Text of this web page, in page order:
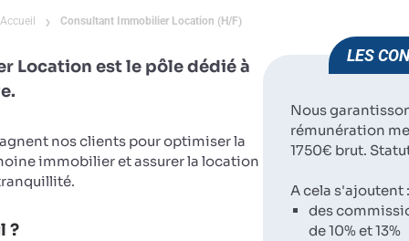
Accueil Consultant Immobilier Location (H/F)
Location est le pôle dédié à
nos clients pour optimiser la
immobilier et assurer la location
?
LES
Nous
rémunération
1750€ brut.
A cela s'ajoutent :
des
de 10% et 13%